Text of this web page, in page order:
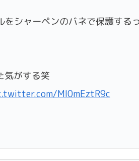
シャーペンのバネで保護する
気がする笑
MI0mEztR9c